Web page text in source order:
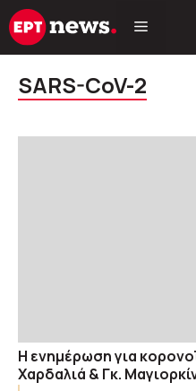
Μετάβαση
σε
SARS-CoV-2
H ενημέρωση για
Χαρδαλιά & Γκ.